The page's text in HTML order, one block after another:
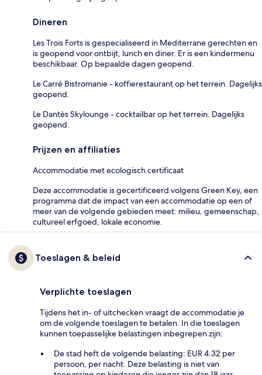
Dineren
Les Trois Forts is gespecialiseerd in Mediterrane gerechten en
is geopend voor ontbijt, lunch en diner. Er is een kindermenu
beschikbaar. Op bepaalde dagen geopend.
Le Carré Bistromanie - koffierestaurant op het terrein. Dagelijks
geopend.
Le Dantès Skylounge - cocktailbar op het terrein. Dagelijks
geopend.
Prijzen en affiliaties
Accommodatie met ecologisch certificaat
Deze accommodatie is gecertificeerd volgens Green Key, een
programma dat de impact van een accommodatie op een of
meer van de volgende gebieden meet: milieu, gemeenschap,
cultureel erfgoed, lokale economie.
Toeslagen & beleid
Verplichte toeslagen
Tijdens het in- of uitchecken vraagt de accommodatie je
om de volgende toeslagen te betalen. In die toeslagen
kunnen toepasselijke belastingen inbegrepen zijn:
De stad heft de volgende belasting: EUR 4.32 per
persoon, per nacht. Deze belasting is niet van